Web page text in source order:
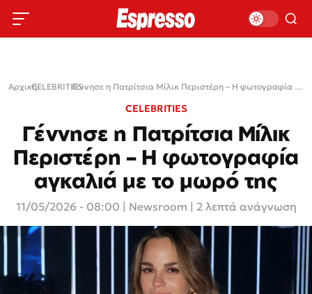
Αρχική›
CELEBRITIES› Γέννησε η Πατρίτσια Μίλικ Περιστέρη – Η φωτογραφία αγκαλιά με το μωρό της
CELEBRITIES
Γέννησε η Πατρίτσια Μίλικ
Περιστέρη – Η φωτογραφία
αγκαλιά με το μωρό της
11/05/2026 - 08:00 Newsroom | 2 λεπτά ανάγνωση